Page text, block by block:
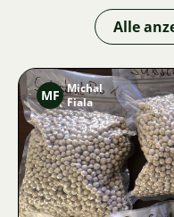
Alle
MF Michal
Fiala